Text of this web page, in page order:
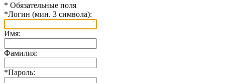
* Обязательные поля
*Логин (мин. 3 символа):
Имя:
Фамилия:
*Пароль: